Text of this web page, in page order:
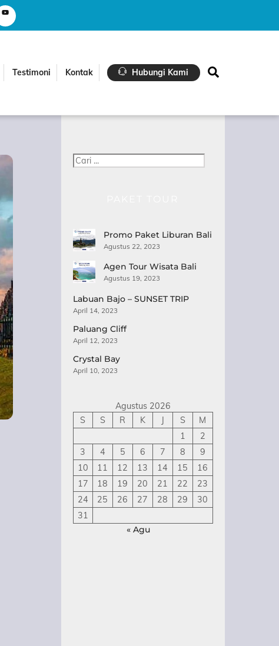
Testimoni Kontak Hubungi Kami
Cari
Promo Paket Liburan Bali
Agustus 22, 2023
Agen Tour Wisata Bali
Agustus 19, 2023
Labuan Bajo – SUNSET TRIP
April 14, 2023
Paluang Cliff
April 12, 2023
Crystal Bay
April 10, 2023
Agustus 2026
S
S R K J S
M
1
2
3
4 5 6 7 8
9
10
11 12 13 14 15
16
17
18 19 20 21 22
23
24
25 26 27 28 29
30
31
« Agu